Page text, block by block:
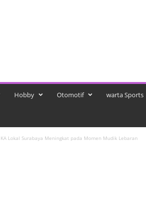
Hobby Otomotif warta Sports
Lokal Surabaya Meningkat pada Momen Mudik Lebaran